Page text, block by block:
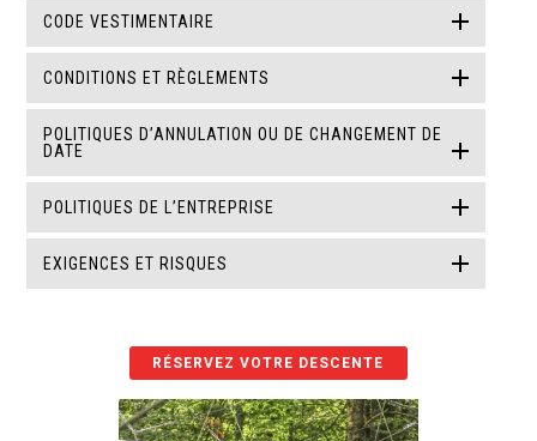
CODE VESTIMENTAIRE
CONDITIONS ET RÈGLEMENTS
POLITIQUES D’ANNULATION OU DE CHANGEMENT DE
DATE
POLITIQUES DE L’ENTREPRISE
EXIGENCES ET RISQUES
RÉSERVEZ VOTRE DESCENTE